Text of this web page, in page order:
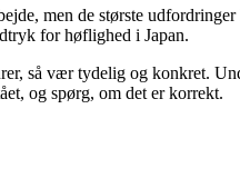
men de største
for høflighed i Japan.
så vær tydelig og konkret.
og spørg, om det er korrekt.